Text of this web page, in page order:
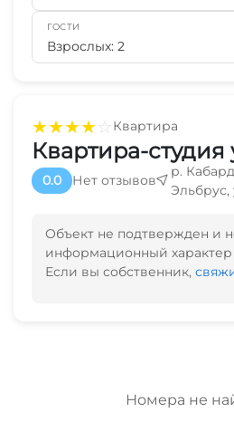
★★★★☆Квартира
Квартира-студия
0.0 Нет отзывов
р.
Эльбрус,
Объект не подтвержден и
информационный характер
Если вы собственник,
Номера не
ГОСТИ
Взрослых: 2